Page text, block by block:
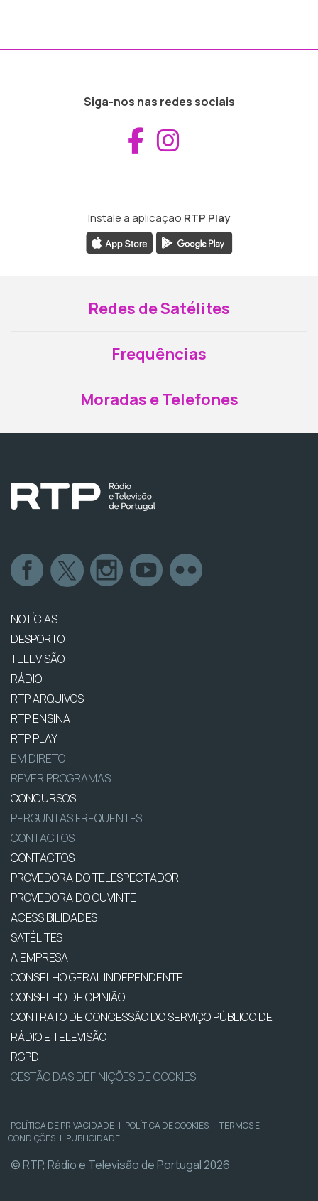
Siga-nos nas redes sociais
Aceder ao
Instale a aplicação RTP Play
Redes de Satélites
Frequências
Moradas e Telefones
NOTÍCIAS
DESPORTO
TELEVISÃO
RÁDIO
RTP ARQUIVOS
RTP ENSINA
RTP PLAY
EM DIRETO
REVER PROGRAMAS
CONCURSOS
PERGUNTAS FREQUENTES
CONTACTOS
CONTACTOS
PROVEDORA DO TELESPECTADOR
PROVEDORA DO OUVINTE
ACESSIBILIDADES
SATÉLITES
A EMPRESA
CONSELHO GERAL INDEPENDENTE
CONSELHO DE OPINIÃO
CONTRATO DE CONCESSÃO DO SERVIÇO PÚBLICO DE
RÁDIO E TELEVISÃO
RGPD
GESTÃO DAS DEFINIÇÕES DE COOKIES
POLÍTICA DE PRIVACIDADE | POLÍTICA DE COOKIES | TERMOS E
CONDIÇÕES | PUBLICIDADE
© RTP, Rádio e Televisão de Portugal 2026